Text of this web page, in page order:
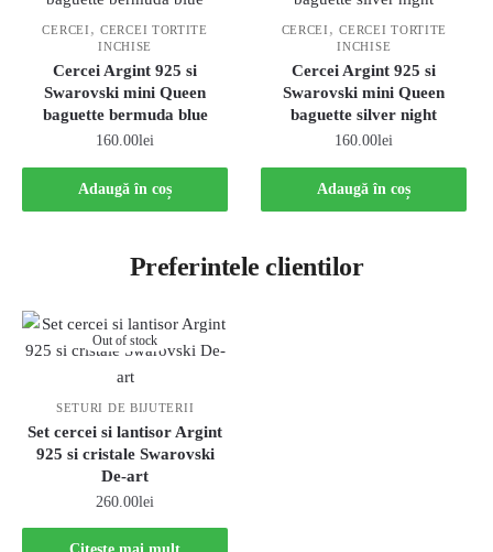
CERCEI ,CERCEI TORTITE
INCHISE
Cercei Argint 925 si
Swarovski mini Queen
baguette bermuda blue
160.00lei
Adaugă în coș
CERCEI ,CERCEI TORTITE
INCHISE
Cercei Argint 925 si
Swarovski mini Queen
baguette silver night
160.00lei
Adaugă în coș
Preferintele clientilor
Out of stock
SETURI DE BIJUTERII
Set cercei si lantisor Argint
925 si cristale Swarovski
De-art
260.00lei